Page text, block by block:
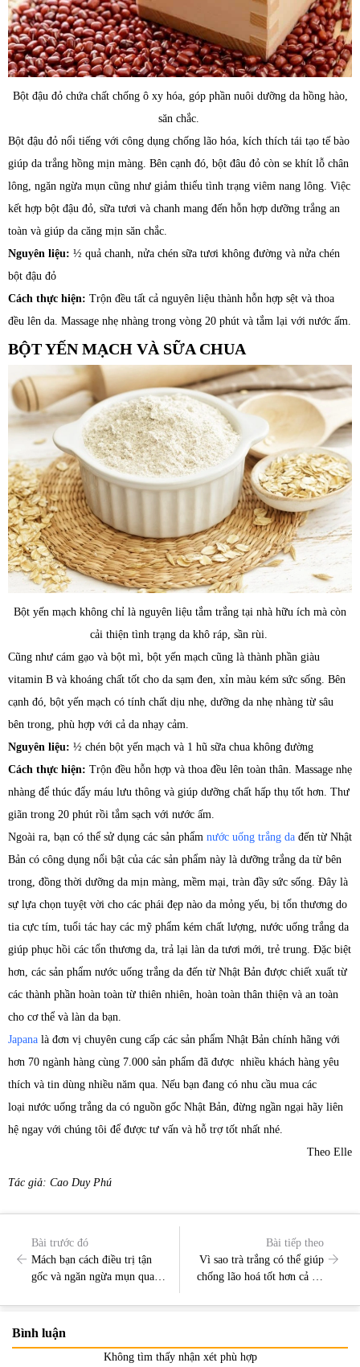
Bột đậu đỏ chứa chất chống ô xy hóa, góp phần nuôi dưỡng da hồng hào,
săn chắc.
Bột đậu đỏ nổi tiếng với công dụng chống lão hóa, kích thích tái tạo tế bào
giúp da trắng hồng mịn màng. Bên cạnh đó, bột đâu đỏ còn se khít lỗ chân
lông, ngăn ngừa mụn cũng như giảm thiểu tình trạng viêm nang lông. Việc
kết hợp bột đậu đỏ, sữa tươi và chanh mang đến hỗn hợp dưỡng trắng an
toàn và giúp da căng mịn săn chắc.
Nguyên liệu: ½ quả chanh, nửa chén sữa tươi không đường và nửa chén
bột đậu đỏ
Cách thực hiện: Trộn đều tất cả nguyên liệu thành hỗn hợp sệt và thoa
đều lên da. Massage nhẹ nhàng trong vòng 20 phút và tắm lại với nước ấm.
BỘT YẾN MẠCH VÀ SỮA CHUA
Bột yến mạch không chỉ là nguyên liệu tắm trắng tại nhà hữu ích mà còn
cải thiện tình trạng da khô ráp, sần rùi.
Cũng như cám gạo và bột mì, bột yến mạch cũng là thành phần giàu
vitamin B và khoáng chất tốt cho da sạm đen, xỉn màu kém sức sống. Bên
cạnh đó, bột yến mạch có tính chất dịu nhẹ, dưỡng da nhẹ nhàng từ sâu
bên trong, phù hợp với cả da nhạy cảm.
Nguyên liệu: ½ chén bột yến mạch và 1 hũ sữa chua không đường
Cách thực hiện: Trộn đều hỗn hợp và thoa đều lên toàn thân. Massage nhẹ
nhàng để thúc đẩy máu lưu thông và giúp dưỡng chất hấp thụ tốt hơn. Thư
giãn trong 20 phút rồi tắm sạch với nước ấm.
Ngoài ra, bạn có thể sử dụng các sản phẩm nước uống trắng da đến từ Nhật
Bản có công dụng nổi bật của các sản phẩm này là dưỡng trắng da từ bên
trong, đồng thời dưỡng da mịn màng, mềm mại, tràn đầy sức sống. Đây là
sự lựa chọn tuyệt vời cho các phái đẹp nào da mỏng yếu, bị tổn thương do
tia cực tím, tuổi tác hay các mỹ phẩm kém chất lượng, nước uống trắng da
giúp phục hồi các tổn thương da, trả lại làn da tươi mới, trẻ trung. Đặc biệt
hơn, các sản phẩm nước uống trắng da đến từ Nhật Bản được chiết xuất từ
các thành phần hoàn toàn từ thiên nhiên, hoàn toàn thân thiện và an toàn
cho cơ thể và làn da bạn.
Japana là đơn vị chuyên cung cấp các sản phẩm Nhật Bản chính hãng với
hơn 70 ngành hàng cùng 7.000 sản phẩm đã được nhiều khách hàng yêu
thích và tin dùng nhiều năm qua. Nếu bạn đang có nhu cầu mua các
loại nước uống trắng da có nguồn gốc Nhật Bản, đừng ngần ngại hãy liên
hệ ngay với chúng tôi để được tư vấn và hỗ trợ tốt nhất nhé.
Theo Elle
Tác giả: Cao Duy Phú
Bài trước đó
Mách bạn cách điều trị tận
gốc và ngăn ngừa mụn quay
Bài tiếp theo
Vì sao trà trắng có thể giúp
chống lão hoá tốt hơn cả trà
Bình luận
Không tìm thấy nhận xét phù hợp